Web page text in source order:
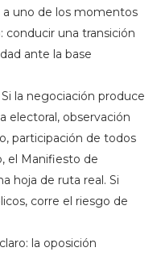
a uno de los momentos
conducir una transición
ante la base
la negociación produce
electoral, observación
participación de todos
el Manifiesto de
hoja de ruta real. Si
corre el riesgo de
la oposición